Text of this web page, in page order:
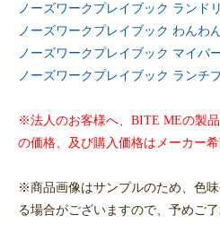
ノーズワークプレイブック ランド
ノーズワークプレイブック わんわ
ノーズワークプレイブック マイバ
ノーズワークプレイブック ランチ
※法人のお客様へ、BITE MEの製
の価格、及び購入価格はメーカー希
※商品画像はサンプルのため、色
る場合がございますので、予めご了